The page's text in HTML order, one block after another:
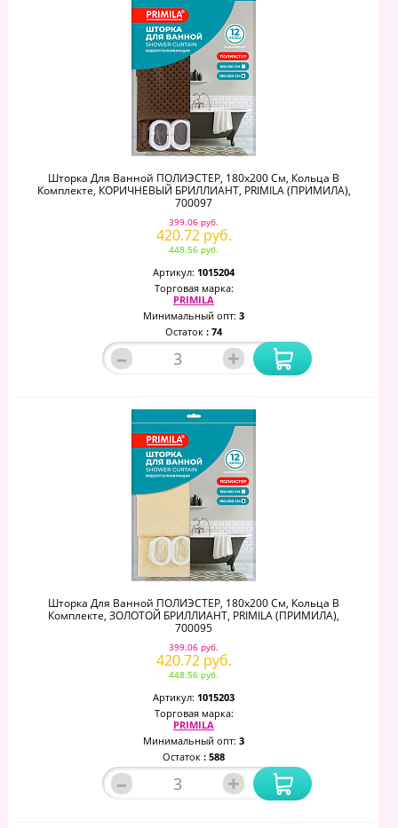
Шторка Для Ванной ПОЛИЭСТЕР, 180х200 См, Кольца В
Комплекте, КОРИЧНЕВЫЙ БРИЛЛИАНТ, PRIMILA (ПРИМИЛА),
700097
399.06 руб.
420.72 руб.
448.56 руб.
Артикул: 1015204
Торговая марка:
PRIMILA
Минимальный опт: 3
Остаток : 74
– +
Шторка Для Ванной ПОЛИЭСТЕР, 180х200 См, Кольца В
Комплекте, ЗОЛОТОЙ БРИЛЛИАНТ, PRIMILA (ПРИМИЛА),
700095
399.06 руб.
420.72 руб.
448.56 руб.
Артикул: 1015203
Торговая марка:
PRIMILA
Минимальный опт: 3
Остаток : 588
– +